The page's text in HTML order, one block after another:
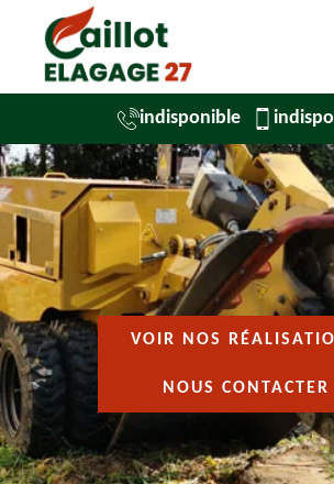
indisponible
VOIR NOS
NOUS CONTACTER